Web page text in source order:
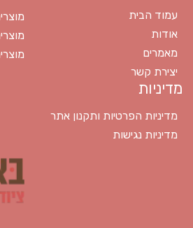
עמוד הבית
אודות
מאמרים
יצירת קשר
מדיניות
מדיניות הפרטיות ותקנון אתר
מדיניות נגישות